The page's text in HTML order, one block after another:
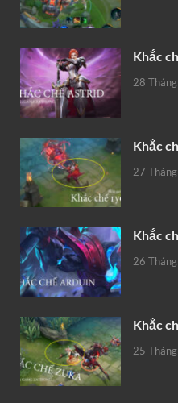
Khắc
28
Khắc
27
Khắc
26
Khắc
25